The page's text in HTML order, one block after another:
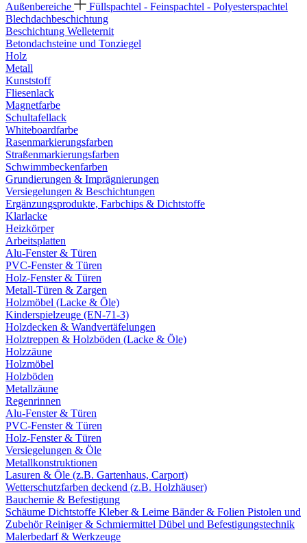
Außenbereiche
Füllspachtel - Feinspachtel - Polyesterspachtel
Blechdachbeschichtung
Beschichtung Welleternit
Betondachsteine und Tonziegel
Holz
Metall
Kunststoff
Fliesenlack
Magnetfarbe
Schultafellack
Whiteboardfarbe
Rasenmarkierungsfarben
Straßenmarkierungsfarben
Schwimmbeckenfarben
Grundierungen & Imprägnierungen
Versiegelungen & Beschichtungen
Ergänzungsprodukte, Farbchips & Dichtstoffe
Klarlacke
Heizkörper
Arbeitsplatten
Alu-Fenster & Türen
PVC-Fenster & Türen
Holz-Fenster & Türen
Metall-Türen & Zargen
Holzmöbel (Lacke & Öle)
Kinderspielzeuge (EN-71-3)
Holzdecken & Wandvertäfelungen
Holztreppen & Holzböden (Lacke & Öle)
Holzzäune
Holzmöbel
Holzböden
Metallzäune
Regenrinnen
Alu-Fenster & Türen
PVC-Fenster & Türen
Holz-Fenster & Türen
Versiegelungen & Öle
Metallkonstruktionen
Lasuren & Öle (z.B. Gartenhaus, Carport)
Wetterschutzfarben deckend (z.B. Holzhäuser)
Bauchemie & Befestigung
Schäume Dichtstoffe Kleber & Leime Bänder & Folien Pistolen und
ZubehörReiniger & Schmiermittel Dübel und Befestigungstechnik
Malerbedarf & Werkzeuge